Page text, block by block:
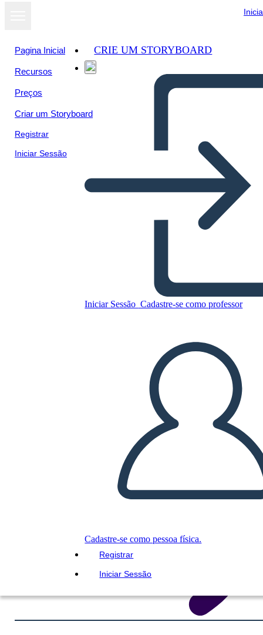
Pagina Inicial
Recursos
Preços
Criar um Storyboard
Registrar
Iniciar Sessão
CRIE UM STORYBOARD
Iniciar Sessão Cadastre-se como professor
Cadastre-se como pessoa física.
Registrar
Iniciar Sessão
Copie este storyboard
REPRODUZIR APRESENTAÇÃO DE SLIDES
LEIA PRA MIM
Ver como
apresentação